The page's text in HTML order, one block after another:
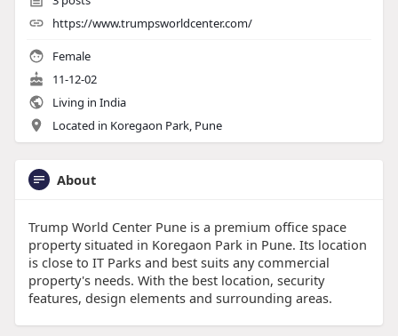
https://www.trumpsworldcenter.com/
Female
11-12-02
Living in India
Located in Koregaon Park, Pune
About
Trump World Center Pune is a premium office space
property situated in Koregaon Park in Pune. Its location
is close to IT Parks and best suits any commercial
property's needs. With the best location, security
features, design elements and surrounding areas.